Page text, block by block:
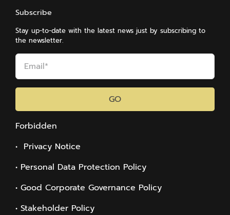
Subscribe
Stay up-to-date with the latest news just by subscribing to
the newsletter.
GO
Forbidden
• Privacy Notice
• Personal Data Protection Policy
• Good Corporate Governance Policy
• Stakeholder Policy